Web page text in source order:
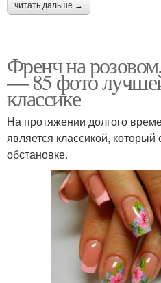
читать дальше →
Френч на
— 85 фото
классике
На протяжении долгого
является классикой,
обстановке.